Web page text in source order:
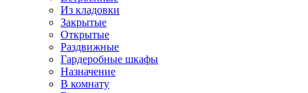
Из кладовки
Закрытые
Открытые
Раздвижные
Гардеробные шкафы
Назначение
В комнату